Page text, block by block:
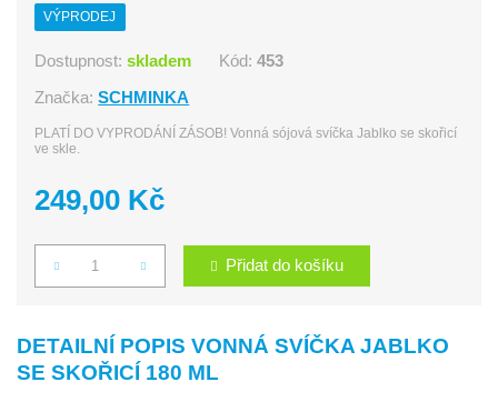
VÝPRODEJ
Dostupnost:skladem Kód: 453
Značka:SCHMINKA
PLATÍ DO VYPRODÁNÍ ZÁSOB! Vonná sójová svíčka Jablko se skořicí
ve skle.
249,00 Kč
Počet Přidat do košíku
DETAILNÍ POPIS VONNÁ SVÍČKA JABLKO
SE SKOŘICÍ 180 ML